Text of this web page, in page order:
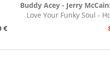
€
Buddy Acey - Jerry McCain:
Love Your Funky Soul -